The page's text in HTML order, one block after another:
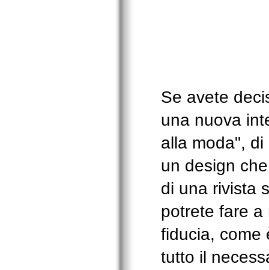
Se avete
una nuova
alla moda", di
un design
di una rivista
potrete fare
fiducia, come
tutto il